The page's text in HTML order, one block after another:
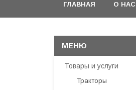
ГЛАВНАЯ О НАС
Товары и услуги
Тракторы